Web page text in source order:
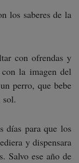
los saberes de la
con ofrendas y
la imagen del
perro, que bebe
días para que los
y dispensara
Salvo ese año de